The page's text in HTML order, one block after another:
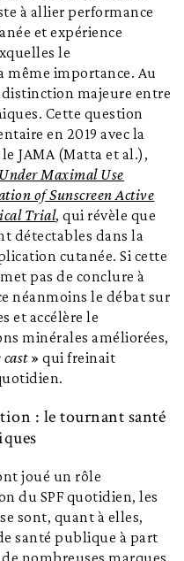
à allier performance
et expérience
le
même importance. Au
majeure entre
Cette question
en 2019 avec la
JAMA (Matta et al.),
Maximal Use
of Sunscreen Active
Trial, qui révèle que
détectables dans la
cutanée. Si cette
pas de conclure à
néanmoins le débat sur
et accélère le
minérales améliorées,
» qui freinait
: le tournant santé
joué un rôle
du SPF quotidien, les
sont, quant à elles,
santé publique à part
nombreuses marques